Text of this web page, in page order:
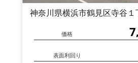
神奈川県横浜市鶴見区寺谷１
価格
表面利回り